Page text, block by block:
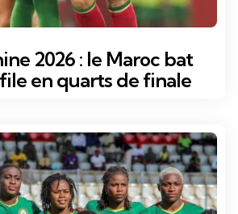
2026 : le Maroc bat
en quarts de finale